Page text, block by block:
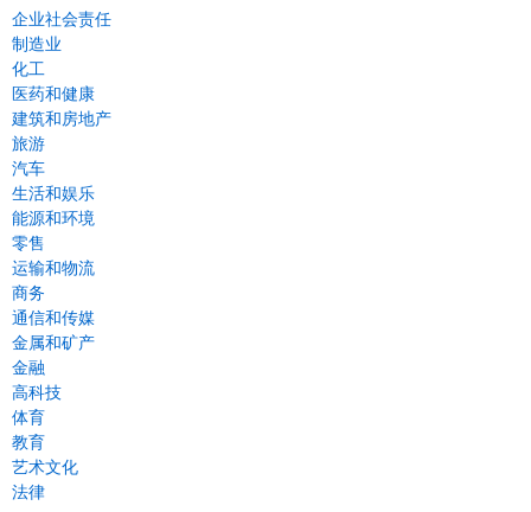
企业社会责任
制造业
化工
医药和健康
建筑和房地产
旅游
汽车
生活和娱乐
能源和环境
零售
运输和物流
商务
通信和传媒
金属和矿产
金融
高科技
体育
教育
艺术文化
法律